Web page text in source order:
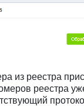
из реестра
реестра